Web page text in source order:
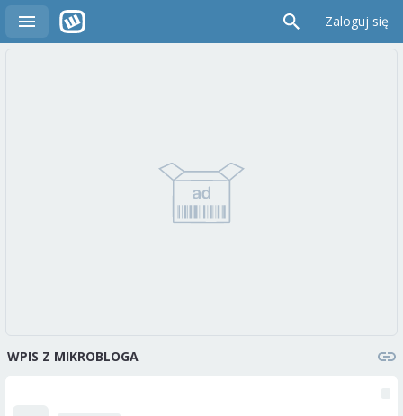
Zaloguj się
WPIS Z MIKROBLOGA